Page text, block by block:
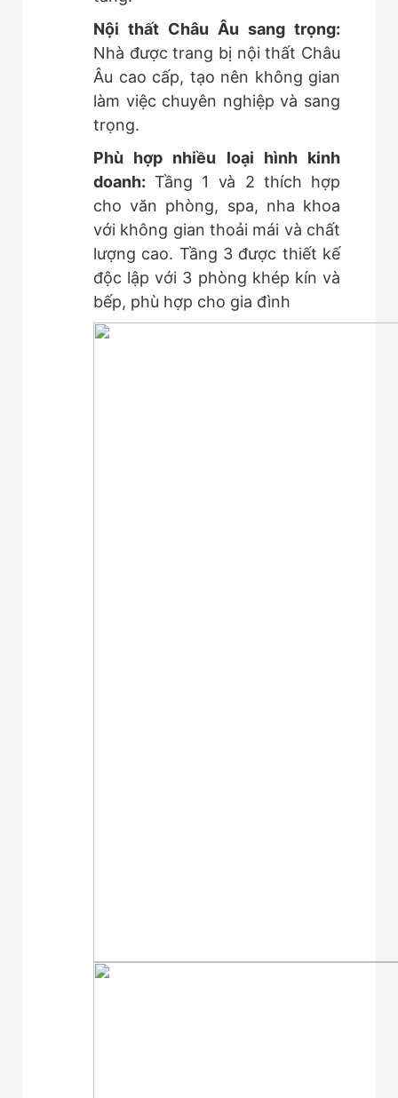
Nội thất Châu Âu sang trọng:
Nhà được trang bị nội thất Châu
Âu cao cấp, tạo nên không gian
làm việc chuyên nghiệp và sang
trọng.
Phù hợp nhiều loại hình kinh
doanh: Tầng 1 và 2 thích hợp
cho văn phòng, spa, nha khoa
với không gian thoải mái và chất
lượng cao. Tầng 3 được thiết kế
độc lập với 3 phòng khép kín và
bếp, phù hợp cho gia đình